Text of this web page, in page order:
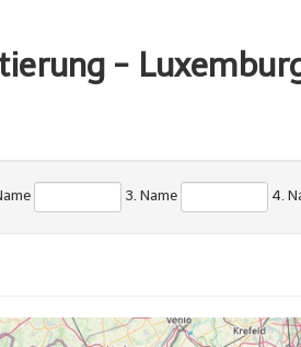
-
3. Name 4.